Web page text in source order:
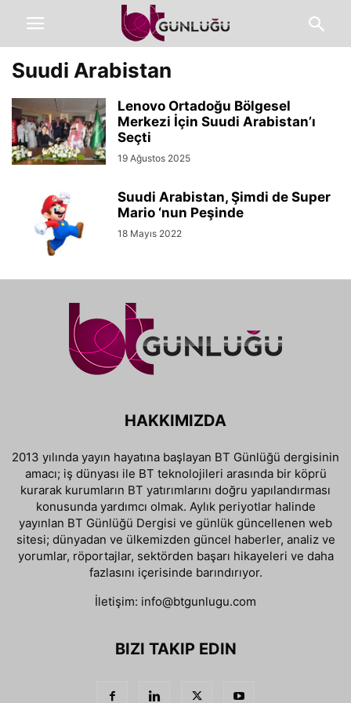
Suudi Arabistan
Lenovo Ortadoğu Bölgesel
Merkezi İçin Suudi Arabistan’ı
Seçti
19 Ağustos 2025
Suudi Arabistan, Şimdi de Super
Mario ‘nun Peşinde
18 Mayıs 2022
HAKKIMIZDA
2013 yılında yayın hayatına başlayan BT Günlüğü dergisinin
amacı; iş dünyası ile BT teknolojileri arasında bir köprü
kurarak kurumların BT yatırımlarını doğru yapılandırması
konusunda yardımcı olmak. Aylık periyotlar halinde
yayınlan BT Günlüğü Dergisi ve günlük güncellenen web
sitesi; dünyadan ve ülkemizden güncel haberler, analiz ve
yorumlar, röportajlar, sektörden başarı hikayeleri ve daha
fazlasını içerisinde barındırıyor.
İletişim: info@btgunlugu.com
BIZI TAKIP EDIN